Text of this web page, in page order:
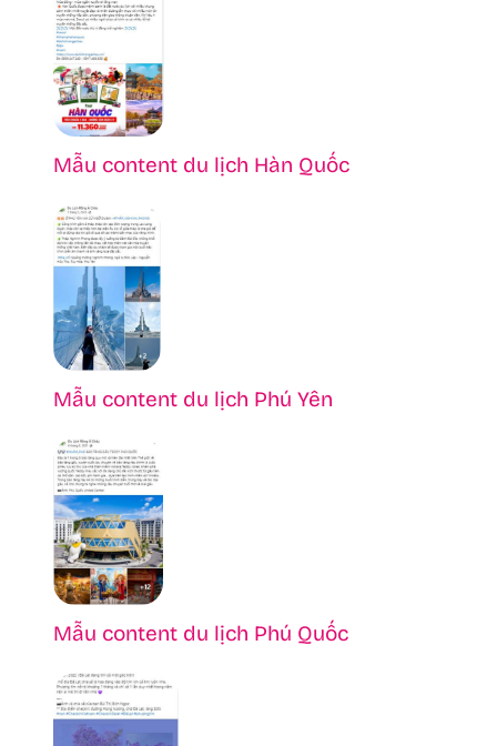
Mẫu content du lịch Hàn Quốc
Mẫu content du lịch Phú Yên
Mẫu content du lịch Phú Quốc